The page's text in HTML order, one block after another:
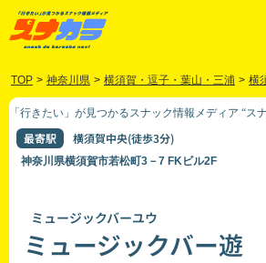
TOP > 神奈川県 > 横須賀・逗子・葉山・三浦 > 横
「行きたい」が見つかるスナック情報メディア “ス
最寄駅 横須賀中央(徒歩3分)
神奈川県横須賀市若松町3－7 FKビル2F
ミュージックバーユウ
ミュージックバー遊